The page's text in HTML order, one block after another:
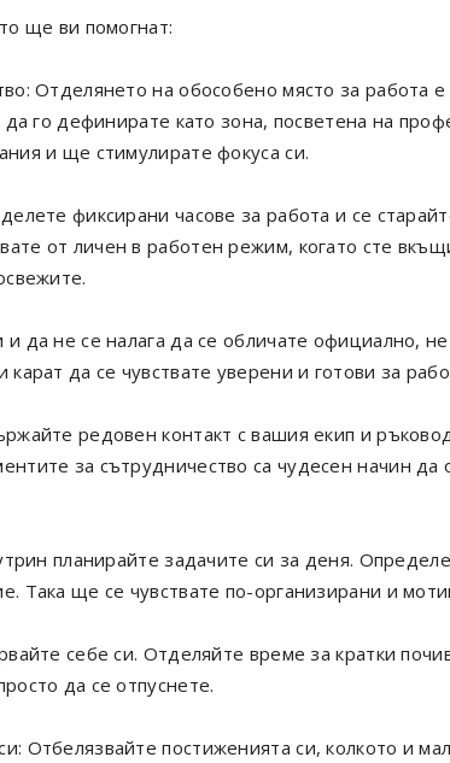
ще ви помогнат:
Отделянето на обособено място за работа
го дефинирате като зона, посветена на
и ще стимулирате фокуса си.
фиксирани часове за работа и се
от личен в работен режим, когато сте
да не се налага да се обличате официално,
да се чувствате уверени и готови за
редовен контакт с вашия екип и
за сътрудничество са чудесен начин да
планирайте задачите си за деня.
Така ще се чувствате по-организирани и
себе си. Отделяйте време за кратки
да се отпуснете.
Отбелязвайте постиженията си, колкото и